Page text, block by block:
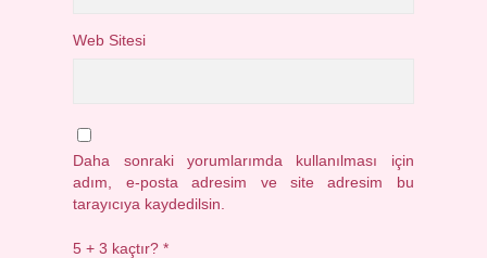
Web Sitesi
Daha sonraki yorumlarımda kullanılması için
adım, e-posta adresim ve site adresim bu
tarayıcıya kaydedilsin.
5 + 3 kaçtır?*